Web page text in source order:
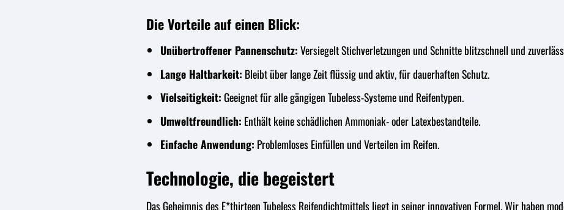
Die Vorteile auf einen Blick:
Unübertroffener Pannenschutz:Versiegelt Stichverletzungen und Schnitte blitzschnell und
Lange Haltbarkeit: Bleibt über lange Zeit flüssig und aktiv, für dauerhaften Schutz.
Vielseitigkeit:Geeignet für alle gängigen Tubeless-Systeme und Reifentypen.
Umweltfreundlich: Enthält keine schädlichen Ammoniak- oder Latexbestandteile.
Einfache Anwendung: Problemloses Einfüllen und Verteilen im Reifen.
Technologie, die begeistert
Das Geheimnis des E*thirteen Tubeless Reifendichtmittels liegt in seiner innovativen Formel. Wir haben